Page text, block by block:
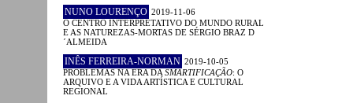
NUNO LOURENÇO 2019-11-06
O CENTRO INTERPRETATIVO DO MUNDO RURAL
E AS NATUREZAS-MORTAS DE SÉRGIO BRAZ D
´ALMEIDA
INÊS FERREIRA-NORMAN 2019-10-05
PROBLEMAS NA ERA DA SMARTIFICAÇÃO: O
ARQUIVO E A VIDA ARTÍSTICA E CULTURAL
REGIONAL